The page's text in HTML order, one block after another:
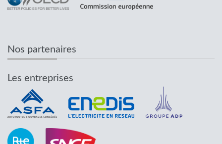
Nos partenaires
Les entreprises